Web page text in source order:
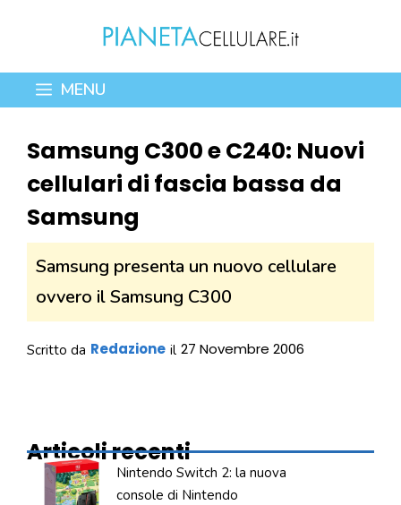
contenuto
MENU
Samsung C300 e C240: Nuovi
cellulari di fascia bassa da
Samsung
Samsung presenta un nuovo cellulare
ovvero il Samsung C300
Scritto da Redazione il 27 Novembre 2006
Articoli recenti
Nintendo Switch 2: la nuova
console di Nintendo